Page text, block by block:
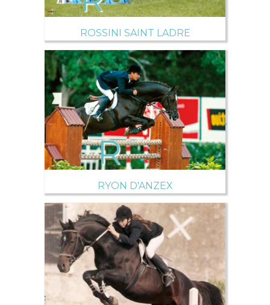
ROSSINI SAINT LADRE
RYON D'ANZEX
→